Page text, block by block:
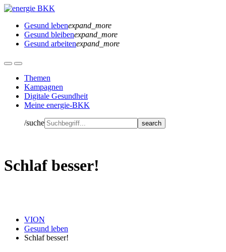
Gesund lebenexpand_more
Gesund bleibenexpand_more
Gesund arbeitenexpand_more
Themen
Kampagnen
Digitale Gesundheit
Meine energie-BKK
/suche
Schlaf besser!
VION
Gesund leben
Schlaf besser!